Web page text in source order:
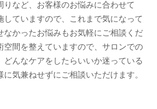
りなど、お客様のお悩みに合わせて
ていますので、これまで気になって
なかったお悩みもお気軽にご相談くだ
空間を整えていますので、サロンでの
んなケアをしたらいいか迷っている
気兼ねせずにご相談いただけます。